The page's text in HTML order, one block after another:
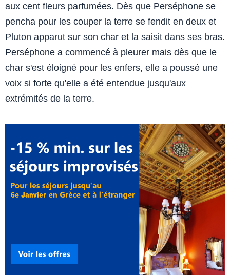
aux cent fleurs parfumées. Dès que Perséphone se
pencha pour les couper la terre se fendit en deux et
Pluton apparut sur son char et la saisit dans ses bras.
Perséphone a commencé à pleurer mais dès que le
char s'est éloigné pour les enfers, elle a poussé une
voix si forte qu'elle a été entendue jusqu'aux
extrémités de la terre.